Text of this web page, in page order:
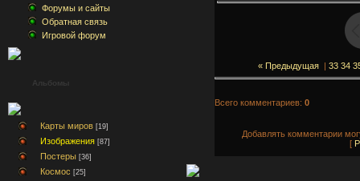
Форумы и сайты
Обратная связь
Игровой форум
Альбомы
Карты миров [19]
Изображения [87]
Постеры [36]
Космос [25]
« Предыдущая | 33 34
Всего комментариев: 0
Добавлять комментарии
[